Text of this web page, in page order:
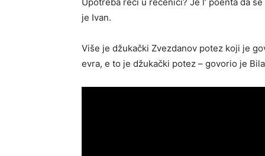
je Ivan.
Više je džukački Zvezdanov potez koji je
evra, e to je džukački potez – govorio je